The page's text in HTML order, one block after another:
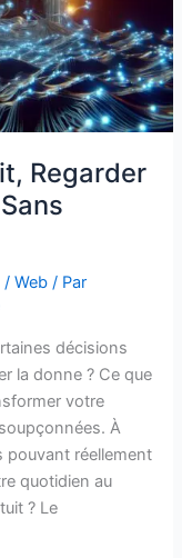
Regarder
/Web / Par
décisions
la donne ? Ce que
votre
À
pouvant réellement
quotidien au
? Le